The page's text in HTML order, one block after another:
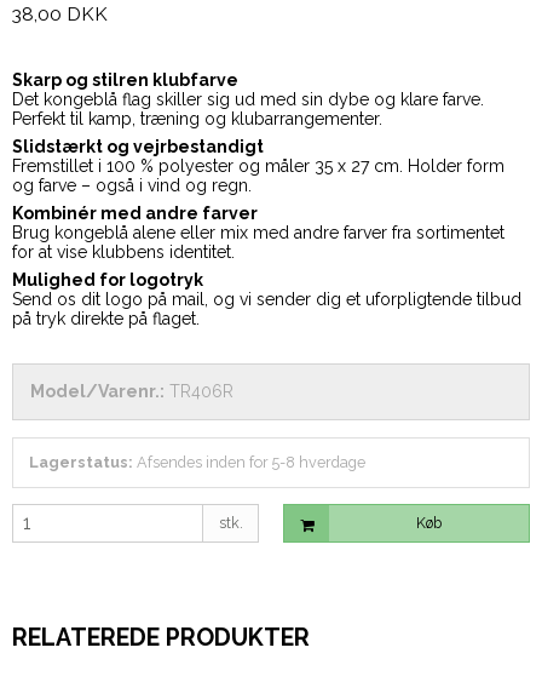
38,00 DKK
Skarp og stilren klubfarve
Det kongeblå flag skiller sig ud med sin dybe og klare farve.
Perfekt til kamp, træning og klubarrangementer.
Slidstærkt og vejrbestandigt
Fremstillet i 100 % polyester og måler 35 x 27 cm. Holder form
og farve – også i vind og regn.
Kombinér med andre farver
Brug kongeblå alene eller mix med andre farver fra sortimentet
for at vise klubbens identitet.
Mulighed for logotryk
Send os dit logo på mail, og vi sender dig et uforpligtende tilbud
på tryk direkte på flaget.
Model/Varenr.: TR406R
Lagerstatus: Afsendes inden for 5-8 hverdage
stk. Køb
RELATEREDE PRODUKTER